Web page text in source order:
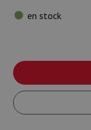
en stock